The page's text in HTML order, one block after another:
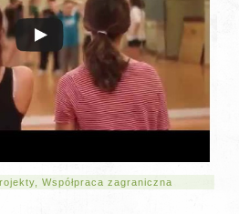
,Współpraca zagraniczna